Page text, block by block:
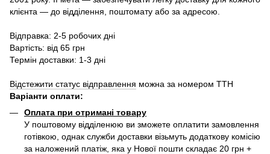
клієнта — до відділення, поштомату або за адресою.
Відправка: 2-5 робочих дні
Вартість: від 65 грн
Термін доставки: 1-3 дні
Відстежити статус відправлення можна за номером ТТН
Варіанти оплати:
Оплата при отримані товару
У поштовому відділенюю ви зможете оплатити замовлення
готівкою, однак служби доставки візьмуть додаткову комісію
за наложений платіж, яка у Нової пошти складає 20 грн +